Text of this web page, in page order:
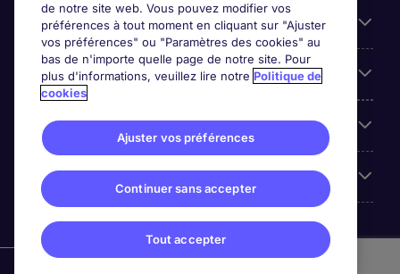
Contact
Nos offres d'emploi
A propos
Sites du Groupe
de notre site web. Vous pouvez modifier vos
préférences à tout moment en cliquant sur "Ajuster
vos préférences" ou "Paramètres des cookies" au
bas de n'importe quelle page de notre site. Pour
plus d'informations, veuillez lire notre Politique de
cookies
Ajuster vos préférences
Continuer sans accepter
Tout accepter